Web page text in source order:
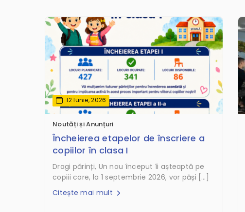
12 Iunie, 2026
Noutăți și Anunțuri
Încheierea etapelor de înscriere a
copiilor în clasa I
Dragi părinți, Un nou început îi așteaptă pe
copiii care, la 1 septembrie 2026, vor păși […]
Citește mai mult